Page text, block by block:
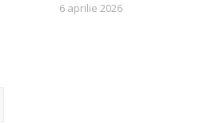
6 aprilie 2026